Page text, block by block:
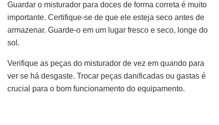
Guardar o misturador para doces de forma correta é muito
importante. Certifique-se de que ele esteja seco antes de
armazenar. Guarde-o em um lugar fresco e seco, longe do
sol.
Verifique as peças do misturador de vez em quando para
ver se há desgaste. Trocar peças danificadas ou gastas é
crucial para o bom funcionamento do equipamento.